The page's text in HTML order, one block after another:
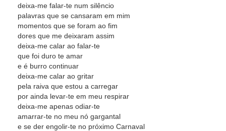
deixa-me falar-te num silêncio
palavras que se cansaram em mim
momentos que se foram ao fim
dores que me deixaram assim
deixa-me calar ao falar-te
que foi duro te amar
e é burro continuar
deixa-me calar ao gritar
pela raiva que estou a carregar
por ainda levar-te em meu respirar
deixa-me apenas odiar-te
amarrar-te no meu nó gargantal
e se der engolir-te no próximo Carnaval